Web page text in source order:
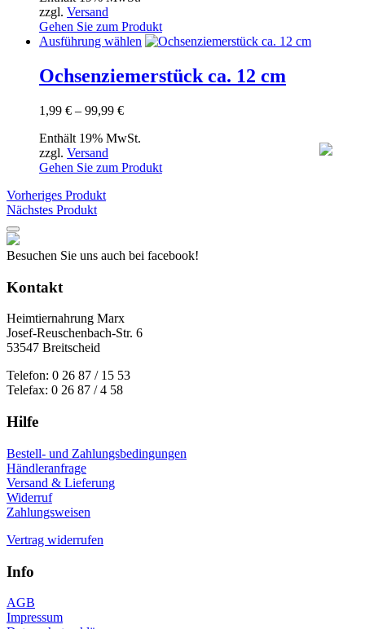
auf
der
gewählt
werden
zzgl. Versand
Gehen Sie zum Produkt
Ausführung wählen Dieses
weist
mehrere
auf
Ochsenziemerstück ca. 12 cm
1,99 € – 99,99 €Preisspanne:
bis
Enthält 19% MwSt.
zzgl. Versand
Gehen Sie zum Produkt
Vorheriges Produkt
Nächstes Produkt
Besuchen Sie uns auch bei facebook!
Kontakt
Heimtiernahrung Marx
Josef-Reuschenbach-Str. 6
53547 Breitscheid
Telefon: 0 26 87 / 15 53
Telefax: 0 26 87 / 4 58
Hilfe
Bestell- und Zahlungsbedingungen
Händleranfrage
Versand & Lieferung
Widerruf
Zahlungsweisen
Vertrag widerrufen
Info
AGB
Impressum